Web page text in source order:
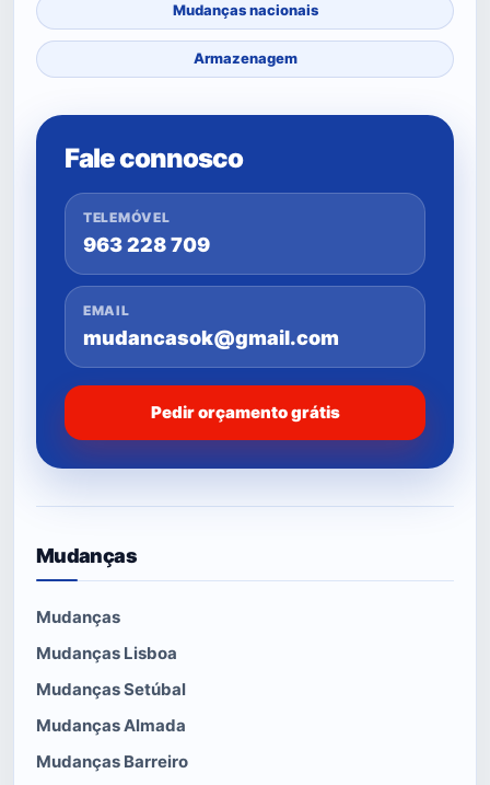
Mudanças nacionais
Armazenagem
Fale connosco
TELEMÓVEL
963 228 709
EMAIL
mudancasok@gmail.com
Pedir orçamento grátis
Mudanças
Mudanças
Mudanças Lisboa
Mudanças Setúbal
Mudanças Almada
Mudanças Barreiro